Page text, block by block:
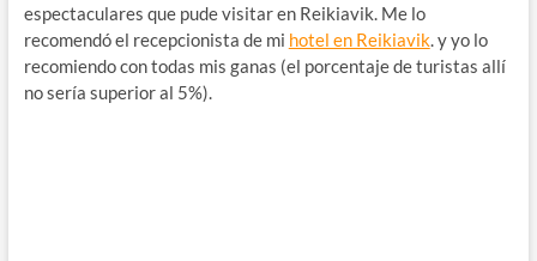
espectaculares que pude visitar en Reikiavik. Me lo
recomendó el recepcionista de mi hotel en Reikiavik. y yo lo
recomiendo con todas mis ganas (el porcentaje de turistas allí
no sería superior al 5%).